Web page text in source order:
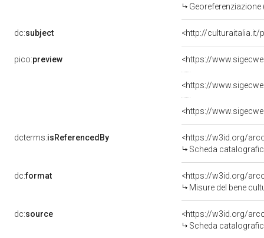
Georeferenziazione
dc:subject <http://culturaitalia.it/
pico:preview <https://
<https://
<https://
dcterms:isReferencedBy
<https://w3id.org/
Scheda
dc:format
<https://w3id.org/
Misure del bene
dc:source
<https://w3id.org/
Scheda